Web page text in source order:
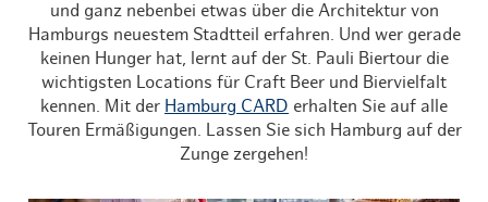
und ganz nebenbei etwas über die Architektur von
Hamburgs neuestem Stadtteil erfahren. Und wer gerade
keinen Hunger hat, lernt auf der St. Pauli Biertour die
wichtigsten Locations für Craft Beer und Biervielfalt
kennen. Mit der Hamburg CARD erhalten Sie auf alle
Touren Ermäßigungen. Lassen Sie sich Hamburg auf der
Zunge zergehen!